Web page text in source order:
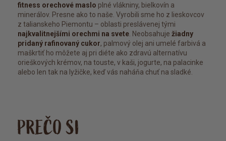
fitness orechové maslo plné vlákniny, bielkovín a
minerálov. Presne ako to naše. Vyrobili sme ho z lieskovcov
z talianskeho Piemontu – oblasti preslávenej tými
najkvalitnejšími orechmi na svete . Neobsahuje žiadny
pridaný rafinovaný cukor, palmový olej ani umelé farbivá a
maškrtiť ho môžete aj pri diéte ako zdravú alternatívu
orieškových krémov, na touste, v kaši, jogurte, na palacinke
alebo len tak na lyžičke, keď vás naháňa chuť na sladké.
PREČO SI